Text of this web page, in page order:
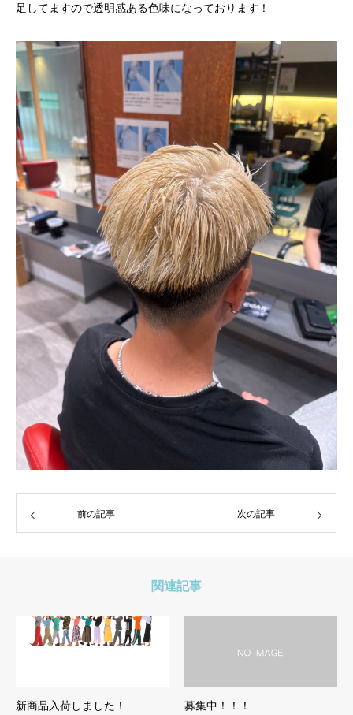
足してますので透明感ある色味になっております！
前の記事 次の記事
関連記事
新商品入荷しました！ 募集中！！！